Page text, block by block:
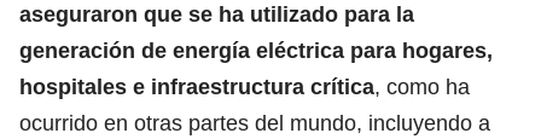
aseguraron que se ha utilizado para la
generación de energía eléctrica para hogares,
hospitales e infraestructura crítica, como ha
ocurrido en otras partes del mundo, incluyendo a